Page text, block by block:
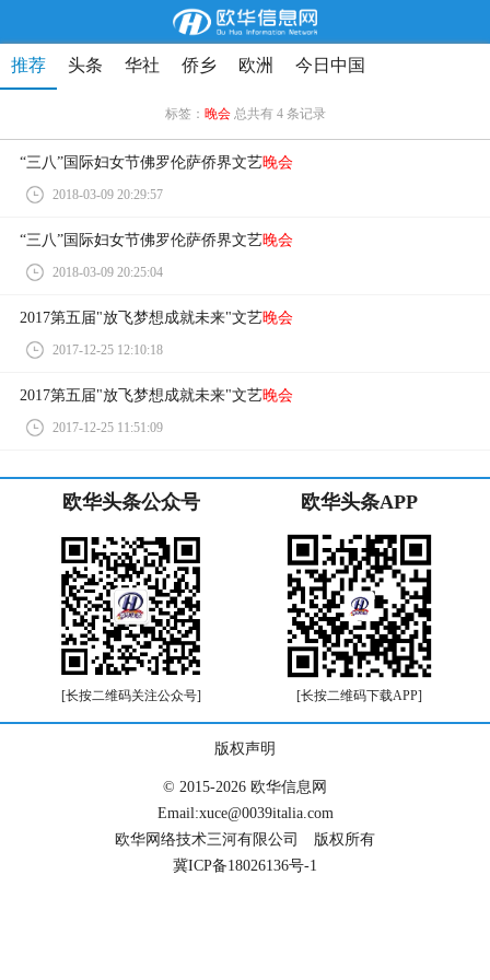
推荐 头条 华社 侨乡 欧洲 今日中国
标签： 晚会总共有 4 条记录
“三八”国际妇女节佛罗伦萨侨界文艺晚会
2018-03-09 20:29:57
“三八”国际妇女节佛罗伦萨侨界文艺晚会
2018-03-09 20:25:04
2017第五届"放飞梦想成就未来"文艺晚会
2017-12-25 12:10:18
2017第五届"放飞梦想成就未来"文艺晚会
2017-12-25 11:51:09
欧华头条公众号
[长按二维码关注公众号]
欧华头条APP
[长按二维码下载APP]
版权声明
© 2015-2026 欧华信息网
Email:xuce@0039italia.com
欧华网络技术三河有限公司 版权所有
冀ICP备18026136号-1